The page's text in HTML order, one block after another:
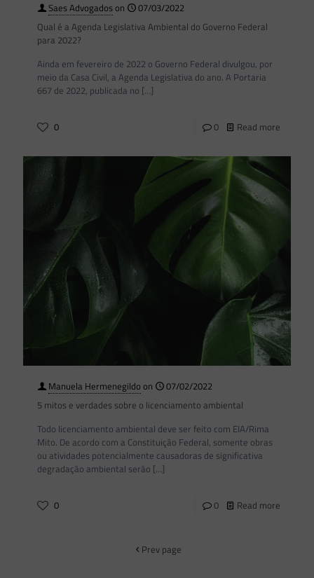
Saes Advogadoson
07/03/2022
Qual é a Agenda Legislativa Ambiental do Governo Federal
para 2022?
Ainda em fevereiro de 2022 o Governo Federal divulgou, por
meio da Casa Civil, a Agenda Legislativa do ano. A Portaria
667 de 2022, publicada no […]
0 0 Read more
Manuela Hermenegildo on
07/02/2022
5 mitos e verdades sobre o licenciamento ambiental
Todo licenciamento ambiental deve ser feito com EIA/Rima
Mito. De acordo com a Constituição Federal, somente obras
ou atividades potencialmente causadoras de significativa
degradação ambiental serão […]
0 0 Read more
Prev page